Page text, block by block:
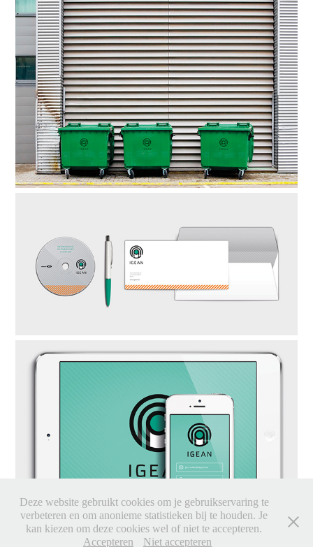
Deze website gebruikt cookies om je gebruikservaring te
verbeteren en om anonieme statistieken bij te houden. Je
kan kiezen om deze cookies wel of niet te accepteren.
Accepteren
Niet accepteren